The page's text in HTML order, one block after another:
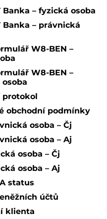
Banka – fyzická osoba
Banka – právnická
W8-BEN –
W8-BEN –
protokol
obchodní podmínky
osoba – Čj
osoba – Aj
osoba – Čj
osoba – Aj
status
účtů
klienta